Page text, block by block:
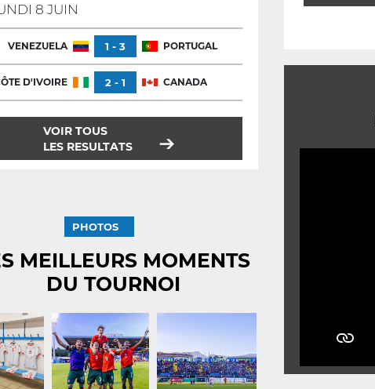
8 JUIN
VENEZUELA 1 - 3 PORTUGAL
D'IVOIRE 2 - 1 CANADA
VOIR TOUS
LES RESULTATS
PHOTOS
MEILLEURS MOMENTS
DU TOURNOI